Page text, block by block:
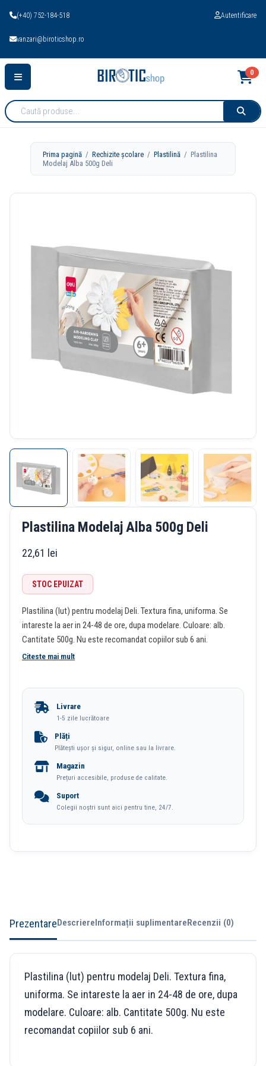
(+40) 752-184-518
vanzari@biroticshop.ro
Autentificare
Cauta
produse:
0
Prima pagină /Rechizite școlare /Plastilină / Plastilina
Modelaj Alba 500g Deli
Plastilina Modelaj Alba 500g Deli
22,61 lei
STOC EPUIZAT
Plastilina (lut) pentru modelaj Deli. Textura fina, uniforma. Se
intareste la aer in 24-48 de ore, dupa modelare. Culoare: alb.
Cantitate 500g. Nu este recomandat copiilor sub 6 ani.
Citeste mai mult
Livrare
1-5 zile lucrătoare
Plăți
Plătești ușor și sigur, online sau la livrare.
Magazin
Prețuri accesibile, produse de calitate.
Suport
Colegii noștri sunt aici pentru tine, 24/7.
PrezentareDescriereInformații suplimentareRecenzii (0)
Plastilina (lut) pentru modelaj Deli. Textura fina,
uniforma. Se intareste la aer in 24-48 de ore, dupa
modelare. Culoare: alb. Cantitate 500g. Nu este
recomandat copiilor sub 6 ani.